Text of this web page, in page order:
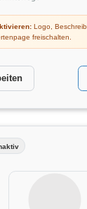
Logo,
freischalten.